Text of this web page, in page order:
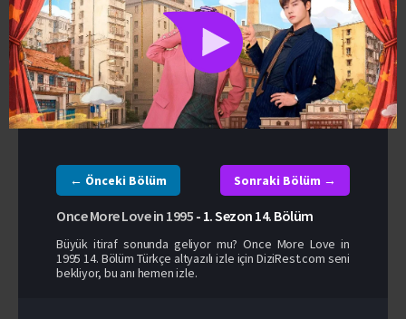
← Önceki Bölüm Sonraki Bölüm →
Once More Love in 1995 - 1. Sezon 14. Bölüm
Büyük itiraf sonunda geliyor mu? Once More Love in
1995 14. Bölüm Türkçe altyazılı izle için DiziRest.com seni
bekliyor, bu anı hemen izle.